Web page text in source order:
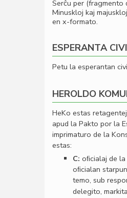
Serĉu per (fragmento
Minuskloj kaj
en x-formato.
ESPERANTA
Petu la esperantan
HEROLDO
HeKo estas
apud la Pakto por la
imprimaturo de la
estas:
C: oﬁcialaj de
oﬁcialan
temo, sub
delegito,